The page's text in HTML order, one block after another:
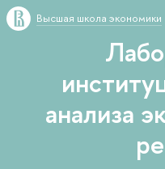
Высшая школа экономики
анализа